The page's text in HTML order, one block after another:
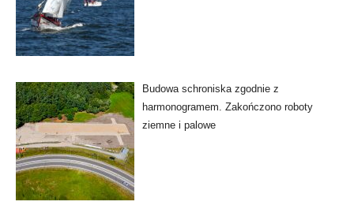
Budowa schroniska zgodnie z
harmonogramem. Zakończono roboty
ziemne i palowe